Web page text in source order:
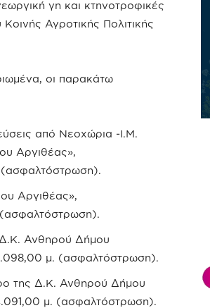
γη και κτηνοτροφικές
Αγροτικής Πολιτικής
οι παρακάτω
από Νεοχώρια -Ι.Μ.
Αργιθέας»,
Αργιθέας»,
Δ.Κ. Ανθηρού Δήμου
μ. (ασφαλτόστρωση).
της Δ.Κ. Ανθηρού Δήμου
μ. (ασφαλτόστρωση).